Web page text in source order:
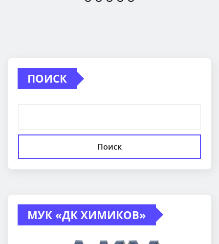
ПОИСК
Поиск
МУК «ДК ХИМИКОВ»